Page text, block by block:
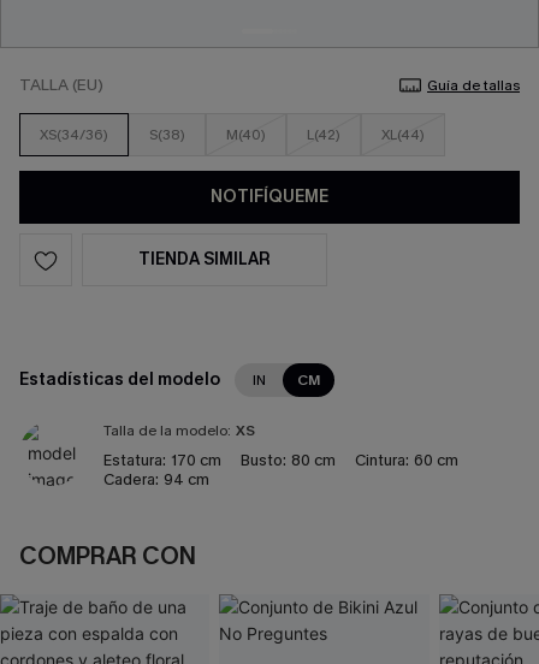
TALLA (EU) Guía de tallas
XS(34/36) S(38) M(40) L(42) XL(44)
NOTIFÍQUEME
TIENDA SIMILAR
Estadísticas del modelo IN CM
Talla de la modelo: XS
Estatura: 170 cm Busto: 80 cm Cintura: 60 cm
Cadera: 94 cm
COMPRAR CON